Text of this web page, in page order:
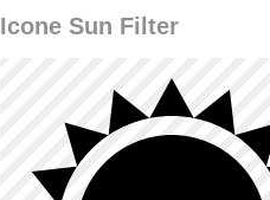
Icone Sun Filter